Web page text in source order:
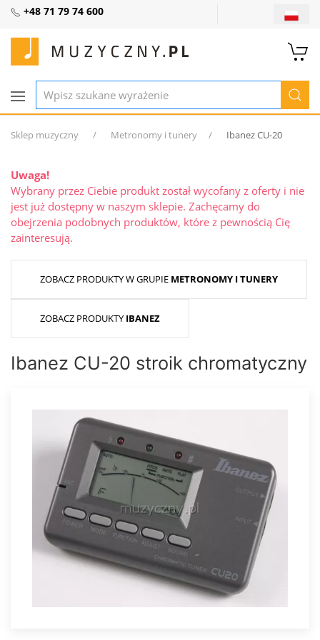
+48 71 79 74 600
Sklep muzyczny Metronomy i tunery Ibanez CU-20
Uwaga!
Wybrany przez Ciebie produkt został wycofany z oferty i nie
jest już dostępny w naszym sklepie. Zachęcamy do
obejrzenia podobnych produktów, które z pewnością Cię
zainteresują.
ZOBACZ PRODUKTY W GRUPIE METRONOMY I TUNERY
ZOBACZ PRODUKTY IBANEZ
Ibanez CU-20 stroik chromatyczny